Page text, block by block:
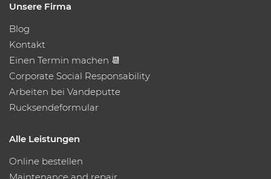
Unsere Firma
Blog
Kontakt
Einen Termin machen 📆
Corporate Social Responsability
Arbeiten bei Vandeputte
Rucksendeformular
Alle Leistungen
Online bestellen
Maintenance and repair